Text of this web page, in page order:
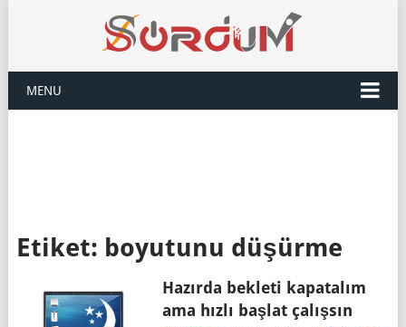
MENU
Etiket: boyutunu düşürme
Hazırda bekleti kapatalım
ama hızlı başlat çalışsın